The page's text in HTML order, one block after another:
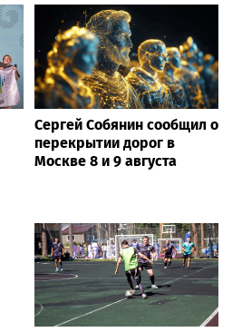
Сергей Собянин сообщил о
перекрытии дорог в
Москве 8 и 9 августа